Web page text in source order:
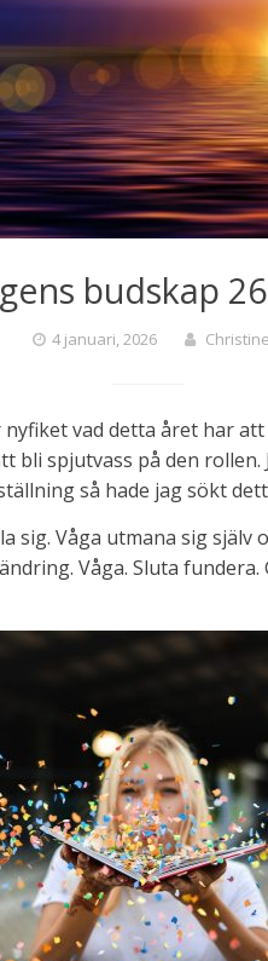
budskap
4 januari, 2026 Christine
vad detta året har
bli spjutvass på den
så hade jag sökt
sig. Våga utmana sig
Våga. Sluta